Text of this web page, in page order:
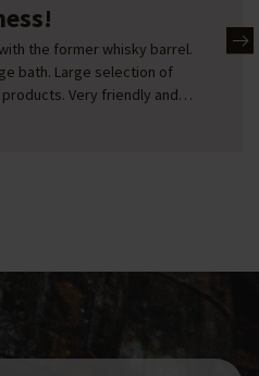
the former whisky barrel.
bath. Large selection of
Very friendly and